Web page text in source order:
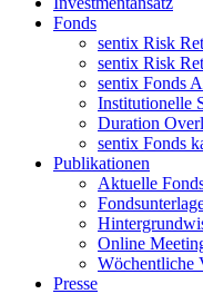
Fonds
sentix Risk
sentix Risk
sentix Fonds
Institutionelle
Duration
sentix Fonds
Publikationen
Aktuelle
Online
Wöchentliche
Presse